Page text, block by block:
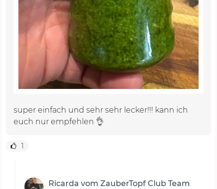
super einfach und sehr sehr lecker!!! kann ich
euch nur empfehlen 👌
1
Ricarda vom ZauberTopf Club Team